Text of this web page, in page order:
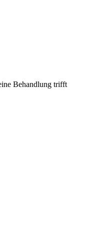
Behandlung trifft